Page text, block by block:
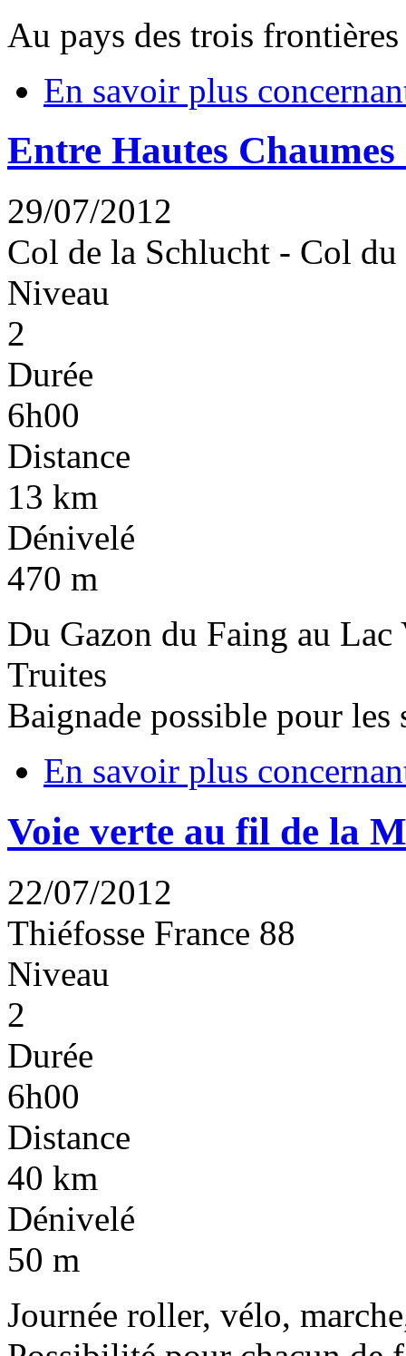
Au pays des trois frontières
En savoir plus
Entre Hautes Chaumes
29/07/2012
Col de la Schlucht - Col
Niveau
2
Durée
6h00
Distance
13 km
Dénivelé
470 m
Du Gazon du Faing au Lac
Truites
Baignade possible pour
En savoir plus
Voie verte au fil de la
22/07/2012
Thiéfosse France 88
Niveau
2
Durée
6h00
Distance
40 km
Dénivelé
50 m
Journée roller, vélo,